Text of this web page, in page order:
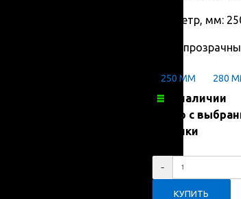
Диаметр, мм:
Цвет:
250 ММ 280
В наличии
Товар с
покупки